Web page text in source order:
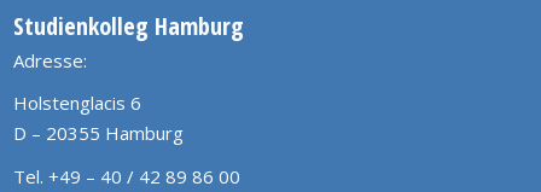
Studienkolleg Hamburg
Adresse:
Holstenglacis 6
D – 20355 Hamburg
Tel. +49 – 40 / 42 89 86 00